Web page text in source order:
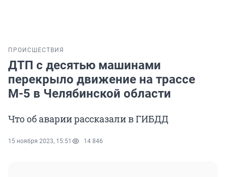
ПРОИСШЕСТВИЯ
ДТП с десятью машинами
перекрыло движение на трассе
М-5 в Челябинской области
Что об аварии рассказали в ГИБДД
15 ноября 2023, 15:51 14 846